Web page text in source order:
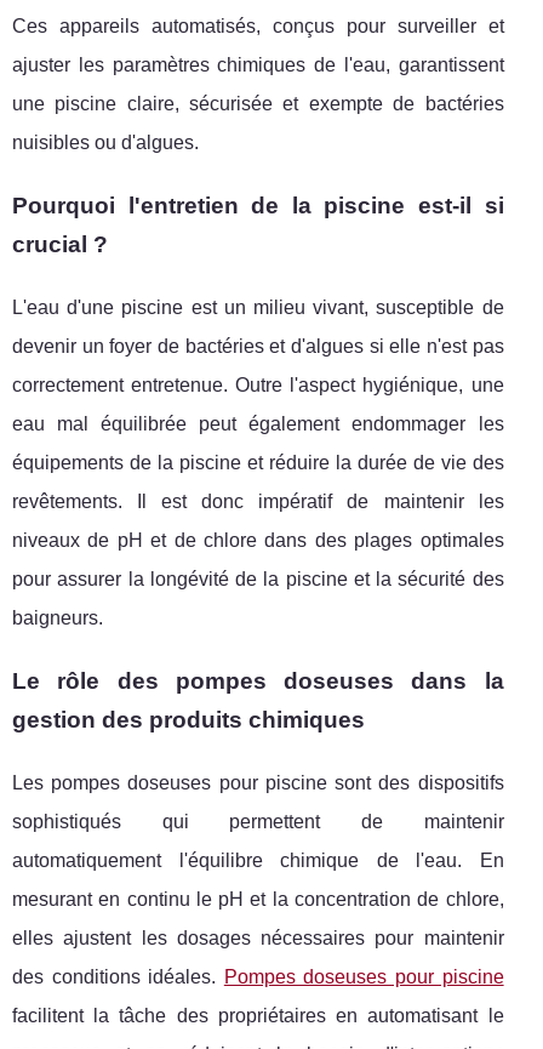
Ces appareils automatisés, conçus pour surveiller et
ajuster les paramètres chimiques de l'eau, garantissent
une piscine claire, sécurisée et exempte de bactéries
nuisibles ou d'algues.
Pourquoi l'entretien de la piscine est-il si
crucial ?
L'eau d'une piscine est un milieu vivant, susceptible de
devenir un foyer de bactéries et d'algues si elle n'est pas
correctement entretenue. Outre l'aspect hygiénique, une
eau mal équilibrée peut également endommager les
équipements de la piscine et réduire la durée de vie des
revêtements. Il est donc impératif de maintenir les
niveaux de pH et de chlore dans des plages optimales
pour assurer la longévité de la piscine et la sécurité des
baigneurs.
Le rôle des pompes doseuses dans la
gestion des produits chimiques
Les pompes doseuses pour piscine sont des dispositifs
sophistiqués qui permettent de maintenir
automatiquement l'équilibre chimique de l'eau. En
mesurant en continu le pH et la concentration de chlore,
elles ajustent les dosages nécessaires pour maintenir
des conditions idéales. Pompes doseuses pour piscine
facilitent la tâche des propriétaires en automatisant le